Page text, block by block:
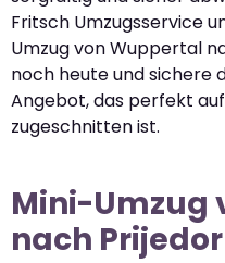
Fritsch Umzugsservice
Umzug von Wuppertal
noch heute und sichere
Angebot, das perfekt
zugeschnitten ist.
Mini-Umzug
nach Prijedor